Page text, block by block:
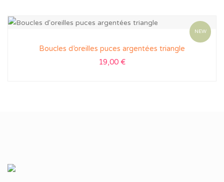
NEW
Boucles d’oreilles puces argentées triangle
19,00 €